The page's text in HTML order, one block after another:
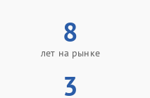
8
лет на рынке
3